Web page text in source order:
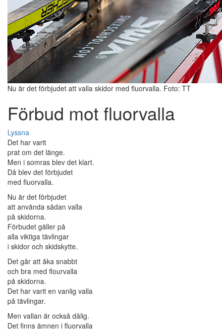
Nu är det förbjudet att valla skidor med fluorvalla. Foto: TT
Förbud mot fluorvalla
Lyssna
Det har varit
prat om det länge.
Men i somras blev det klart.
Då blev det förbjudet
med fluorvalla.
Nu är det förbjudet
att använda sådan valla
på skidorna.
Förbudet gäller på
alla viktiga tävlingar
i skidor och skidskytte.
Det går att åka snabbt
och bra med flourvalla
på skidorna.
Det har varit en vanlig valla
på tävlingar.
Men vallan är också dålig.
Det finns ämnen i fluorvalla